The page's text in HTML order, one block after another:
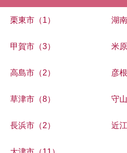
栗東市（1） 湖
甲賀市（3） 米
高島市（2） 彦
草津市（8） 守
長浜市（2） 近